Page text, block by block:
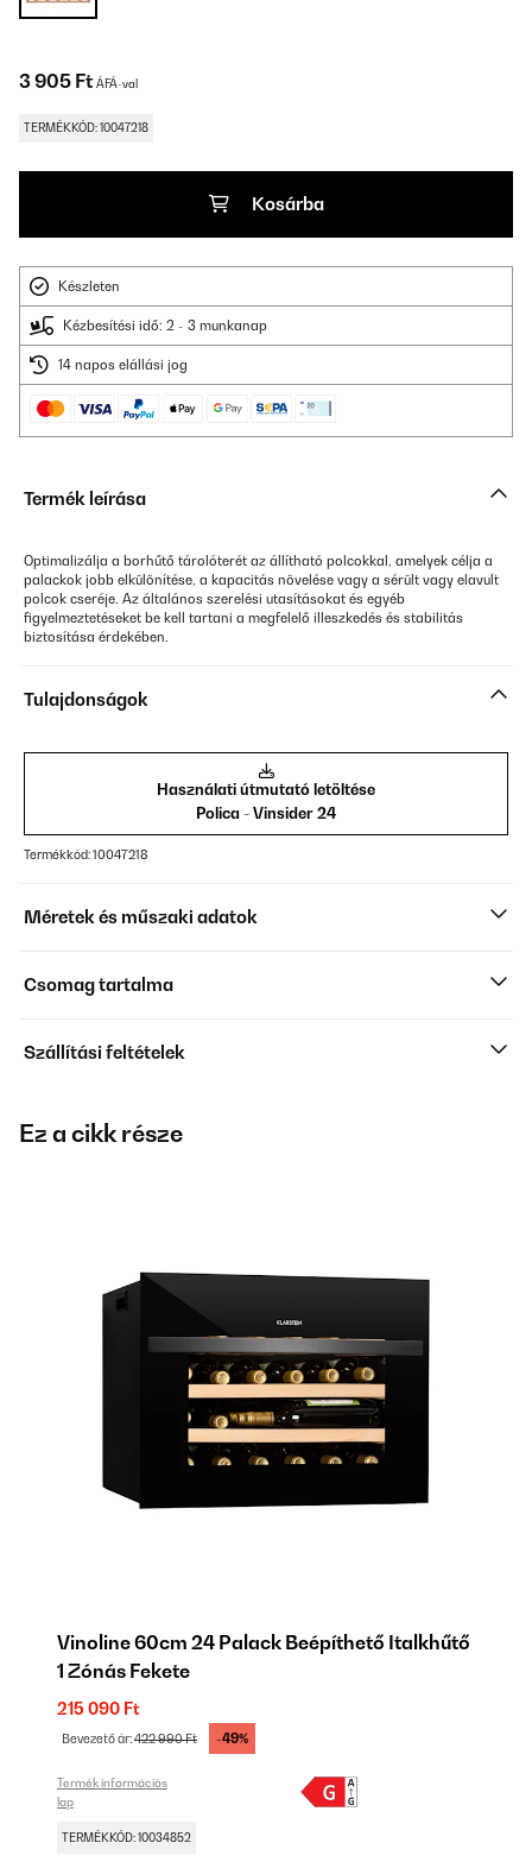
3 905 Ft ÁFÁ-val
TERMÉKKÓD: 10047218
Kosárba
Készleten
Kézbesítési idő: 2 - 3 munkanap
14 napos elállási jog
Termék leírása
Optimalizálja a borhűtő tárolóterét az állítható polcokkal, amelyek célja a
palackok jobb elkülönítése, a kapacitás növelése vagy a sérült vagy elavult
polcok cseréje. Az általános szerelési utasításokat és egyéb
figyelmeztetéseket be kell tartani a megfelelő illeszkedés és stabilitás
biztosítása érdekében.
Tulajdonságok
Használati útmutató letöltése
Polica - Vinsider 24
Termékkód: 10047218
Méretek és műszaki adatok
Csomag tartalma
Szállítási feltételek
Ez a cikk része
Vinoline 60cm 24 Palack Beépíthető Italkhűtő
1 Zónás Fekete
215 090 Ft
Bevezető ár:422 990 Ft -49%
Termék információs
lap
TERMÉKKÓD: 10034852